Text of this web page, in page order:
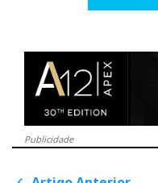
Além da novo
2005: COLUNAS -
Caldera no teste
comparativo de
Publicidade